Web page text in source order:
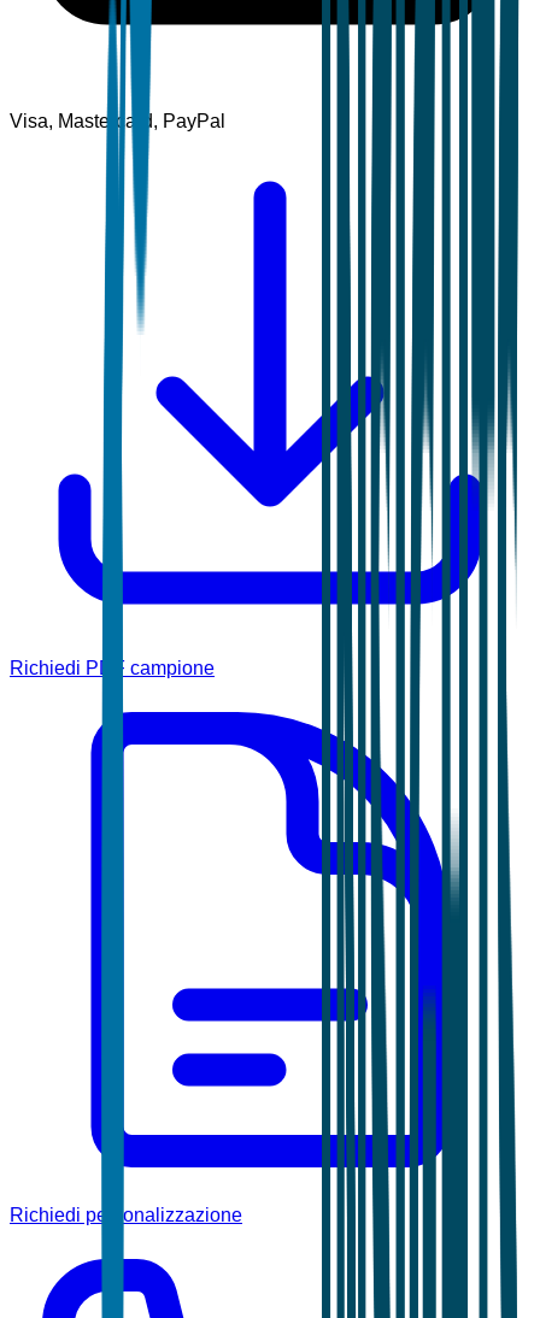
Visa, Mastercard, PayPal
Richiedi PDF campione
Richiedi personalizzazione